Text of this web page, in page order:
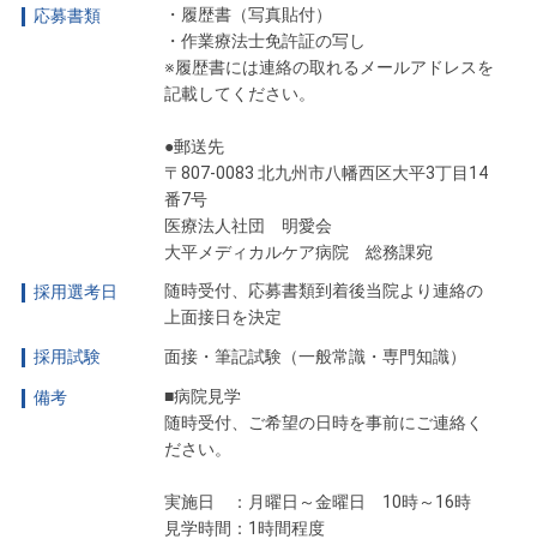
応募書類
・履歴書（写真貼付）
・作業療法士免許証の写し
※履歴書には連絡の取れるメールアドレスを
記載してください。
●郵送先
〒807-0083 北九州市八幡西区大平3丁目14
番7号
医療法人社団 明愛会
大平メディカルケア病院 総務課宛
採用選考日
随時受付、応募書類到着後当院より連絡の
上面接日を決定
採用試験 面接・筆記試験（一般常識・専門知識）
備考
■病院見学
随時受付、ご希望の日時を事前にご連絡く
ださい。
実施日 ：月曜日～金曜日 10時～16時
見学時間：1時間程度